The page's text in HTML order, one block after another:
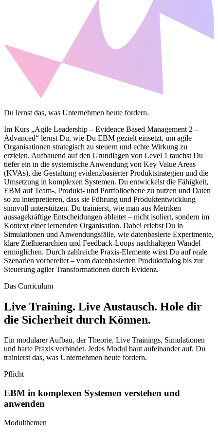
Du lernst das, was Unternehmen heute fordern.
Im Kurs „Agile Leadership – Evidence Based Management 2 –
Advanced“ lernst Du, wie Du EBM gezielt einsetzt, um agile
Organisationen strategisch zu steuern und echte Wirkung zu
erzielen. Aufbauend auf den Grundlagen von Level 1 tauchst Du
tiefer ein in die systemische Anwendung von Key Value Areas
(KVAs), die Gestaltung evidenzbasierter Produktstrategien und die
Umsetzung in komplexen Systemen. Du entwickelst die Fähigkeit,
EBM auf Team-, Produkt- und Portfolioebene zu nutzen und Daten
so zu interpretieren, dass sie Führung und Produktentwicklung
sinnvoll unterstützen. Du trainierst, wie man aus Metriken
aussagekräftige Entscheidungen ableitet – nicht isoliert, sondern im
Kontext einer lernenden Organisation. Dabei erlebst Du in
Simulationen und Anwendungsfälle, wie datenbasierte Experimente,
klare Zielhierarchien und Feedback-Loops nachhaltigen Wandel
ermöglichen. Durch zahlreiche Praxis-Elemente wirst Du auf reale
Szenarien vorbereitet – vom datenbasierten Produktdialog bis zur
Steuerung agiler Transformationen durch Evidenz.
Das Curriculum
Live Training. Live Austausch. Hole dir
die Sicherheit durch Können.
Ein modularer Aufbau, der Theorie, Live Trainings, Simulationen
und harte Praxis verbindet. Jedes Modul baut aufeinander auf. Du
trainierst das, was Unternehmen heute fordern.
Pflicht
EBM in komplexen Systemen verstehen und
anwenden
Modulthemen